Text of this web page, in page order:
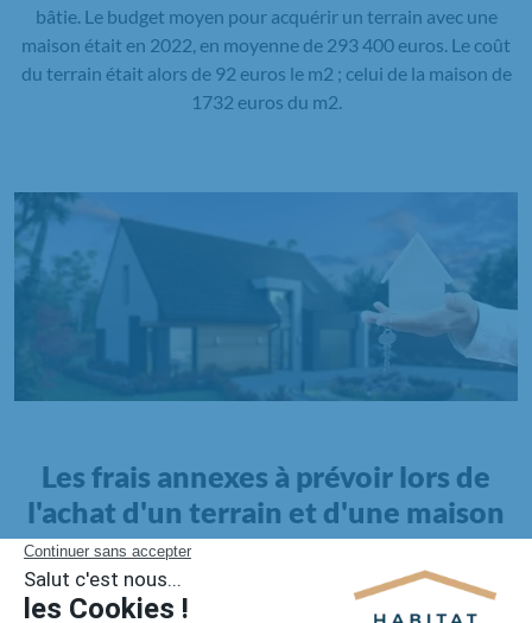
bâtie. Le budget moyen pour acquérir un terrain avec une
maison était en 2022, en moyenne de 293 400 euros. Le coût
du terrain était alors de 92 euros le m2 ; celui de la maison de
1732 euros du m2.
Les frais annexes à prévoir lors de
l'achat d'un terrain et d'une maison
Il faut également intégrer à votre budget, les
pour la maison. Outre l'achat du terrain et la construction, il
faut prendre en compte la viabilisation si elle n'est pas